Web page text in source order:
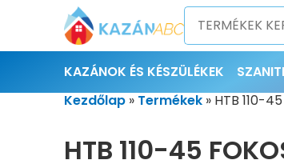
KAZÁNOK ÉS KÉSZÜLÉKEK
Kezdőlap » Termékek » HTB 110-
HTB 110-45